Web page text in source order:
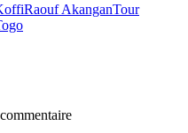
Raouf AkanganTour